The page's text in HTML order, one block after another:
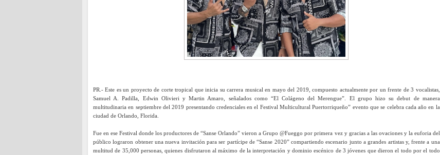
PR.- Este es un proyecto de corte tropical que inicia su carrera musical en mayo del 2019, compuesto actualmente por un frente de 3 vocalistas,
Samuel A. Padilla, Edwin Olivieri y Martin Amaro, señalados como “El Colágeno del Merengue”. El grupo hizo su debut de manera
multitudinaria en septiembre del 2019 presentando credenciales en el Festival Multicultural Puertorriqueño” evento que se celebra cada año en la
ciudad de Orlando, Florida.
Fue en ese Festival donde los productores de “Sanse Orlando” vieron a Grupo @Fueggo por primera vez y gracias a las ovaciones y la euforia del
público lograron obtener una nueva invitación para ser partícipe de “Sanse 2020” compartiendo escenario junto a grandes artistas y, frente a una
multitud de 35,000 personas, quienes disfrutaron al máximo de la interpretación y dominio escénico de 3 jóvenes que dieron el todo por el todo